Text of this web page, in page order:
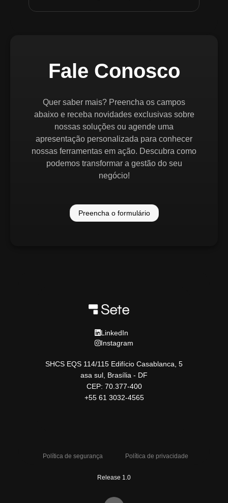
Fale Conosco
Quer saber mais? Preencha os campos
abaixo e receba novidades exclusivas sobre
nossas soluções ou agende uma
apresentação personalizada para conhecer
nossas ferramentas em ação. Descubra como
podemos transformar a gestão do seu
negócio!
Preencha o formulário
LinkedIn
Instagram
SHCS EQS 114/115 Edifício Casablanca, 5
asa sul, Brasília - DF
CEP: 70.377-400
+55 61 3032-4565
Política de segurança Política de privacidade
Release 1.0